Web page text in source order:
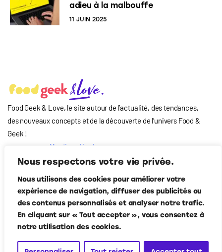
Nous respectons votre vie privée.
Nous utilisons des cookies pour améliorer votre
expérience de navigation, diffuser des publicités ou
des contenus personnalisés et analyser notre trafic.
En cliquant sur « Tout accepter », vous consentez à
notre utilisation des cookies.
adieu à la malbouffe
11 JUIN 2025
Food Geek & Love, le site autour de l’actualité, des tendances,
des nouveaux concepts et de la découverte de l’univers Food&
Geek !
Mentions légales
Qui-sommes nous
Suivez-nous